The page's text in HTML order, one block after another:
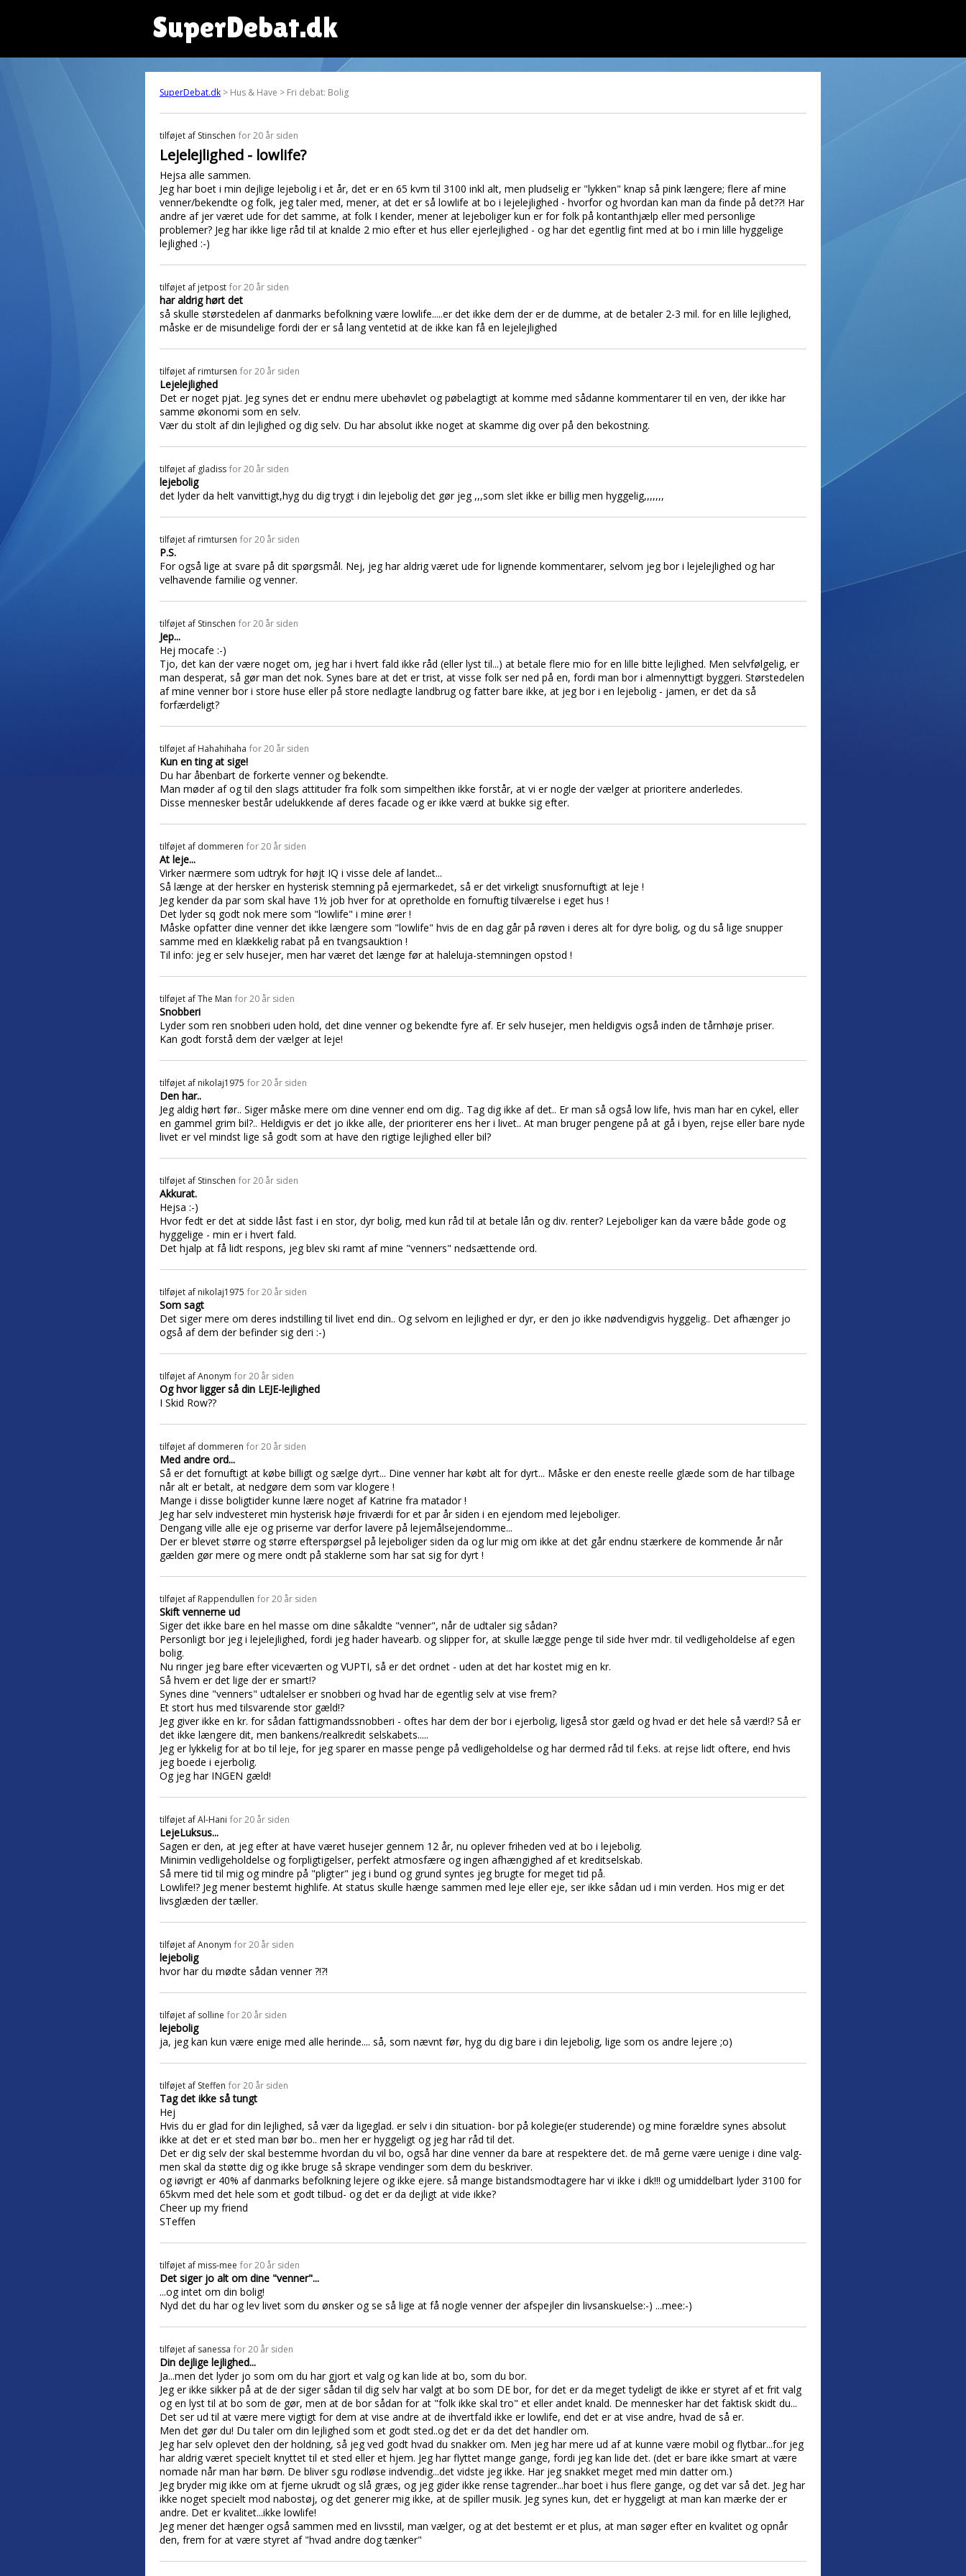
SuperDebat.dk
SuperDebat.dk > Hus & Have > Fri debat: Bolig
tilføjet af Stinschen for 20 år siden
Lejelejlighed - lowlife?
Hejsa alle sammen.
Jeg har boet i min dejlige lejebolig i et år, det er en 65 kvm til 3100 inkl alt, men pludselig er "lykken" knap så pink længere; flere af mine
venner/bekendte og folk, jeg taler med, mener, at det er så lowlife at bo i lejelejlighed - hvorfor og hvordan kan man da finde på det??! Har
andre af jer været ude for det samme, at folk I kender, mener at lejeboliger kun er for folk på kontanthjælp eller med personlige
problemer? Jeg har ikke lige råd til at knalde 2 mio efter et hus eller ejerlejlighed - og har det egentlig fint med at bo i min lille hyggelige
lejlighed :-)
tilføjet af jetpost for 20 år siden
har aldrig hørt det
så skulle størstedelen af danmarks befolkning være lowlife.....er det ikke dem der er de dumme, at de betaler 2-3 mil. for en lille lejlighed,
måske er de misundelige fordi der er så lang ventetid at de ikke kan få en lejelejlighed
tilføjet af rimtursen for 20 år siden
Lejelejlighed
Det er noget pjat. Jeg synes det er endnu mere ubehøvlet og pøbelagtigt at komme med sådanne kommentarer til en ven, der ikke har
samme økonomi som en selv.
Vær du stolt af din lejlighed og dig selv. Du har absolut ikke noget at skamme dig over på den bekostning.
tilføjet af gladiss for 20 år siden
lejebolig
det lyder da helt vanvittigt,hyg du dig trygt i din lejebolig det gør jeg ,,,som slet ikke er billig men hyggelig,,,,,,,
tilføjet af rimtursen for 20 år siden
P.S.
For også lige at svare på dit spørgsmål. Nej, jeg har aldrig været ude for lignende kommentarer, selvom jeg bor i lejelejlighed og har
velhavende familie og venner.
tilføjet af Stinschen for 20 år siden
Jep...
Hej mocafe :-)
Tjo, det kan der være noget om, jeg har i hvert fald ikke råd (eller lyst til...) at betale flere mio for en lille bitte lejlighed. Men selvfølgelig, er
man desperat, så gør man det nok. Synes bare at det er trist, at visse folk ser ned på en, fordi man bor i almennyttigt byggeri. Størstedelen
af mine venner bor i store huse eller på store nedlagte landbrug og fatter bare ikke, at jeg bor i en lejebolig - jamen, er det da så
forfærdeligt?
tilføjet af Hahahihaha for 20 år siden
Kun en ting at sige!
Du har åbenbart de forkerte venner og bekendte.
Man møder af og til den slags attituder fra folk som simpelthen ikke forstår, at vi er nogle der vælger at prioritere anderledes.
Disse mennesker består udelukkende af deres facade og er ikke værd at bukke sig efter.
tilføjet af dommeren for 20 år siden
At leje...
Virker nærmere som udtryk for højt IQ i visse dele af landet...
Så længe at der hersker en hysterisk stemning på ejermarkedet, så er det virkeligt snusfornuftigt at leje !
Jeg kender da par som skal have 1½ job hver for at opretholde en fornuftig tilværelse i eget hus !
Det lyder sq godt nok mere som "lowlife" i mine ører !
Måske opfatter dine venner det ikke længere som "lowlife" hvis de en dag går på røven i deres alt for dyre bolig, og du så lige snupper
samme med en klækkelig rabat på en tvangsauktion !
Til info: jeg er selv husejer, men har været det længe før at haleluja-stemningen opstod !
tilføjet afThe Man for 20 år siden
Snobberi
Lyder som ren snobberi uden hold, det dine venner og bekendte fyre af. Er selv husejer, men heldigvis også inden de tårnhøje priser.
Kan godt forstå dem der vælger at leje!
tilføjet af nikolaj1975 for 20 år siden
Den har..
Jeg aldig hørt før.. Siger måske mere om dine venner end om dig.. Tag dig ikke af det.. Er man så også low life, hvis man har en cykel, eller
en gammel grim bil?.. Heldigvis er det jo ikke alle, der prioriterer ens her i livet.. At man bruger pengene på at gå i byen, rejse eller bare nyde
livet er vel mindst lige så godt som at have den rigtige lejlighed eller bil?
tilføjet af Stinschen for 20 år siden
Akkurat.
Hejsa :-)
Hvor fedt er det at sidde låst fast i en stor, dyr bolig, med kun råd til at betale lån og div. renter? Lejeboliger kan da være både gode og
hyggelige - min er i hvert fald.
Det hjalp at få lidt respons, jeg blev ski ramt af mine "venners" nedsættende ord.
tilføjet af nikolaj1975 for 20 år siden
Som sagt
Det siger mere om deres indstilling til livet end din.. Og selvom en lejlighed er dyr, er den jo ikke nødvendigvis hyggelig.. Det afhænger jo
også af dem der befinder sig deri :-)
tilføjet afAnonym for 20 år siden
Og hvor ligger så din LEJE-lejlighed
I Skid Row??
tilføjet af dommeren for 20 år siden
Med andre ord...
Så er det fornuftigt at købe billigt og sælge dyrt... Dine venner har købt alt for dyrt... Måske er den eneste reelle glæde som de har tilbage
når alt er betalt, at nedgøre dem som var klogere !
Mange i disse boligtider kunne lære noget af Katrine fra matador !
Jeg har selv indvesteret min hysterisk høje friværdi for et par år siden i en ejendom med lejeboliger.
Dengang ville alle eje og priserne var derfor lavere på lejemålsejendomme...
Der er blevet større og større efterspørgsel på lejeboliger siden da og lur mig om ikke at det går endnu stærkere de kommende år når
gælden gør mere og mere ondt på staklerne som har sat sig for dyrt !
tilføjet af Rappendullen for 20 år siden
Skift vennerne ud
Siger det ikke bare en hel masse om dine såkaldte "venner", når de udtaler sig sådan?
Personligt bor jeg i lejelejlighed, fordi jeg hader havearb. og slipper for, at skulle lægge penge til side hver mdr. til vedligeholdelse af egen
bolig.
Nu ringer jeg bare efter viceværten og VUPTI, så er det ordnet - uden at det har kostet mig en kr.
Så hvem er det lige der er smart!?
Synes dine "venners" udtalelser er snobberi og hvad har de egentlig selv at vise frem?
Et stort hus med tilsvarende stor gæld!?
Jeg giver ikke en kr. for sådan fattigmandssnobberi - oftes har dem der bor i ejerbolig, ligeså stor gæld og hvad er det hele så værd!? Så er
det ikke længere dit, men bankens/realkredit selskabets.....
Jeg er lykkelig for at bo til leje, for jeg sparer en masse penge på vedligeholdelse og har dermed råd til f.eks. at rejse lidt oftere, end hvis
jeg boede i ejerbolig.
Og jeg har INGEN gæld!
tilføjet afAl-Hani for 20 år siden
LejeLuksus...
Sagen er den, at jeg efter at have været husejer gennem 12 år, nu oplever friheden ved at bo i lejebolig.
Minimin vedligeholdelse og forpligtigelser, perfekt atmosfære og ingen afhængighed af et kreditselskab.
Så mere tid til mig og mindre på "pligter" jeg i bund og grund syntes jeg brugte for meget tid på.
Lowlife!? Jeg mener bestemt highlife. At status skulle hænge sammen med leje eller eje, ser ikke sådan ud i min verden. Hos mig er det
livsglæden der tæller.
tilføjet afAnonym for 20 år siden
lejebolig
hvor har du mødte sådan venner ?!?!
tilføjet af solline for 20 år siden
lejebolig
ja, jeg kan kun være enige med alle herinde.... så, som nævnt før, hyg du dig bare i din lejebolig, lige som os andre lejere ;o)
tilføjet af Steffen for 20 år siden
Tag det ikke så tungt
Hej
Hvis du er glad for din lejlighed, så vær da ligeglad. er selv i din situation- bor på kolegie(er studerende) og mine forældre synes absolut
ikke at det er et sted man bør bo.. men her er hyggeligt og jeg har råd til det.
Det er dig selv der skal bestemme hvordan du vil bo, også har dine venner da bare at respektere det. de må gerne være uenige i dine valg-
men skal da støtte dig og ikke bruge så skrape vendinger som dem du beskriver.
og iøvrigt er 40% af danmarks befolkning lejere og ikke ejere. så mange bistandsmodtagere har vi ikke i dk!!! og umiddelbart lyder 3100 for
65kvm med det hele som et godt tilbud- og det er da dejligt at vide ikke?
Cheer up my friend
STeffen
tilføjet af miss-mee for 20 år siden
Det siger jo alt om dine "venner"...
...og intet om din bolig!
Nyd det du har og lev livet som du ønsker og se så lige at få nogle venner der afspejler din livsanskuelse:-) ...mee:-)
tilføjet af sanessa for 20 år siden
Din dejlige lejlighed...
Ja...men det lyder jo som om du har gjort et valg og kan lide at bo, som du bor.
Jeg er ikke sikker på at de der siger sådan til dig selv har valgt at bo som DE bor, for det er da meget tydeligt de ikke er styret af et frit valg
og en lyst til at bo som de gør, men at de bor sådan for at "folk ikke skal tro" et eller andet knald. De mennesker har det faktisk skidt du...
Det ser ud til at være mere vigtigt for dem at vise andre at de ihvertfald ikke er lowlife, end det er at vise andre, hvad de så er.
Men det gør du! Du taler om din lejlighed som et godt sted..og det er da det det handler om.
Jeg har selv oplevet den der holdning, så jeg ved godt hvad du snakker om. Men jeg har mere ud af at kunne være mobil og flytbar...for jeg
har aldrig været specielt knyttet til et sted eller et hjem. Jeg har flyttet mange gange, fordi jeg kan lide det. (det er bare ikke smart at være
nomade når man har børn. De bliver sgu rodløse indvendig...det vidste jeg ikke. Har jeg snakket meget med min datter om.)
Jeg bryder mig ikke om at fjerne ukrudt og slå græs, og jeg gider ikke rense tagrender...har boet i hus flere gange, og det var så det. Jeg har
ikke noget specielt mod nabostøj, og det generer mig ikke, at de spiller musik. Jeg synes kun, det er hyggeligt at man kan mærke der er
andre. Det er kvalitet...ikke lowlife!
Jeg mener det hænger også sammen med en livsstil, man vælger, og at det bestemt er et plus, at man søger efter en kvalitet og opnår
den, frem for at være styret af "hvad andre dog tænker"